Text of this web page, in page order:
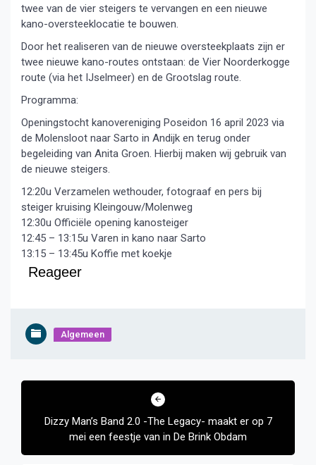
twee van de vier steigers te vervangen en een nieuwe
kano-oversteeklocatie te bouwen.
Door het realiseren van de nieuwe oversteekplaats zijn er
twee nieuwe kano-routes ontstaan: de Vier Noorderkogge
route (via het IJselmeer) en de Grootslag route.
Programma:
Openingstocht kanovereniging Poseidon 16 april 2023 via
de Molensloot naar Sarto in Andijk en terug onder
begeleiding van Anita Groen. Hierbij maken wij gebruik van
de nieuwe steigers.
12:20u Verzamelen wethouder, fotograaf en pers bij
steiger kruising Kleingouw/Molenweg
12:30u Officiële opening kanosteiger
12:45 – 13:15u Varen in kano naar Sarto
13:15 – 13:45u Koffie met koekje
Reageer
Algemeen
Bericht
Dizzy Man’s Band 2.0 -The Legacy- maakt er op 7
mei een feestje van in De Brink Obdam